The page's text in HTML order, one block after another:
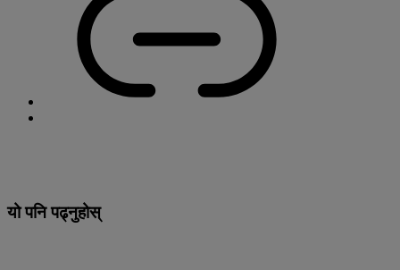
यो पनि पढ्नुहोस्